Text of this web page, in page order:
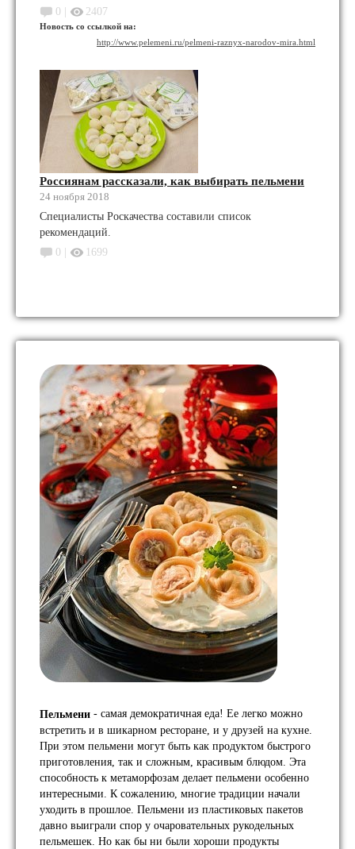
0 | 2407
Новость со ссылкой на:
http://www.pelemeni.ru/pelmeni-raznyx-narodov-mira.html
Россиянам рассказали, как выбирать пельмени
24 ноября 2018
Специалисты Роскачества составили список
рекомендаций.
0 |
1699
Пельмени - самая демократичная еда! Ее легко можно
встретить и в шикарном ресторане, и у друзей на кухне.
При этом пельмени могут быть как продуктом быстрого
приготовления, так и сложным, красивым блюдом. Эта
способность к метаморфозам делает пельмени особенно
интересными. К сожалению, многие традиции начали
уходить в прошлое. Пельмени из пластиковых пакетов
давно выиграли спор у очаровательных рукодельных
пельмешек. Но как бы ни были хороши продукты